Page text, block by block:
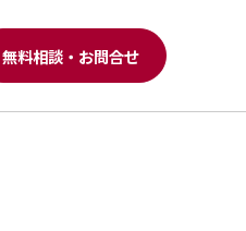
無料相談・お問合せ